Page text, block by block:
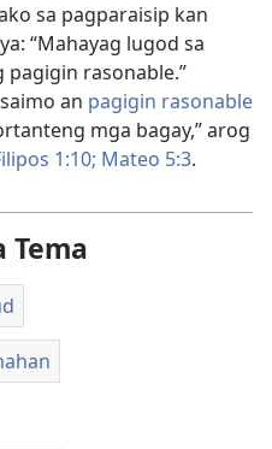
sa pagparaisip kan
“Mahayag lugod sa
rasonable.”
an pagigin rasonable
mga bagay,” arog
1:10; Mateo 5:3.
Tema